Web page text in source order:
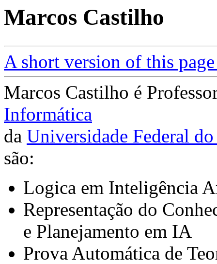
Marcos Castilho
A short version of this
Marcos Castilho é
Informática
da Universidade Federal do
são:
Logica em Inteligência
Representação do
e Planejamento em IA
Prova Automática de